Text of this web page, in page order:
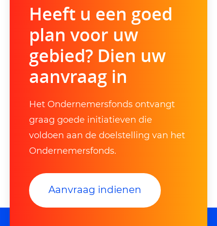
Heeft u een goed
plan voor uw
gebied? Dien uw
aanvraag in
Het Ondernemersfonds ontvangt
graag goede initiatieven die
voldoen aan de doelstelling van het
Ondernemersfonds.
Aanvraag indienen